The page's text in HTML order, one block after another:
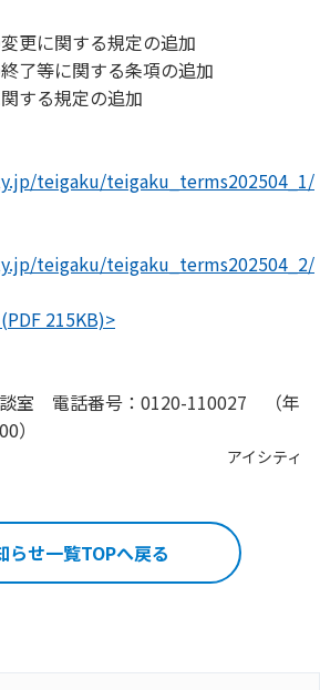
更に関する規定の追加
了等に関する条項の追加
する規定の追加
teigaku/teigaku_terms202504_1/
teigaku/teigaku_terms202504_2/
215KB)>
談室 電話番号：0120-110027 （年
）
アイシティ
らせ一覧TOPへ戻る